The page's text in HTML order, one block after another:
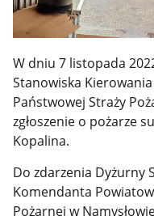
W dniu 7 listopada
Stanowiska
Państwowej Straży
zgłoszenie o pożarze
Kopalina.
Do zdarzenia Dyżurny
Komendanta
Pożarnej w